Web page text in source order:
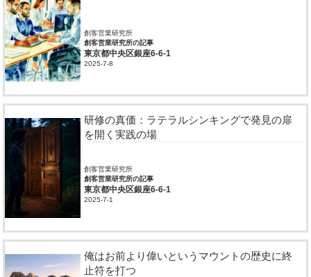
創客営業研究所
創客営業研究所の記事
東京都中央区銀座6-6-1
2025-7-8
研修の真価：ラテラルシンキングで発見の扉
を開く実践の場
創客営業研究所
創客営業研究所の記事
東京都中央区銀座6-6-1
2025-7-1
俺はお前より偉いというマウントの歴史に終
止符を打つ